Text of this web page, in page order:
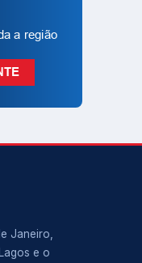
Janeiro,
e o